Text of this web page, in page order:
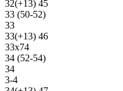
32(+13) 45
33 (50-52)
33
33(+13) 46
33х74
34 (52-54)
34
3-4